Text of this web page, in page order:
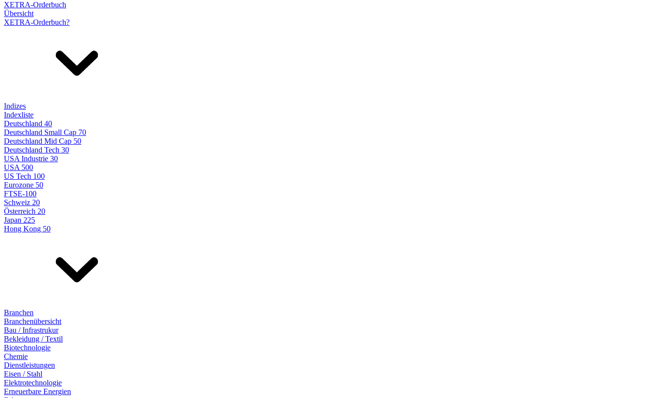
XETRA-Orderbuch
Übersicht
XETRA-Orderbuch?
Indizes
Indexliste
Deutschland 40
Deutschland Small Cap 70
Deutschland Mid Cap 50
Deutschland Tech 30
USA Industrie 30
USA 500
US Tech 100
Eurozone 50
FTSE-100
Schweiz 20
Österreich 20
Japan 225
Hong Kong 50
Branchen
Branchenübersicht
Bau / Infrastrukur
Bekleidung / Textil
Biotechnologie
Chemie
Dienstleistungen
Eisen / Stahl
Elektrotechnologie
Erneuerbare Energien